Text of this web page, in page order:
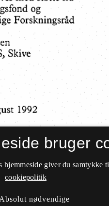
bruger
giver du
cookiepolitik
Absolut nødvendige